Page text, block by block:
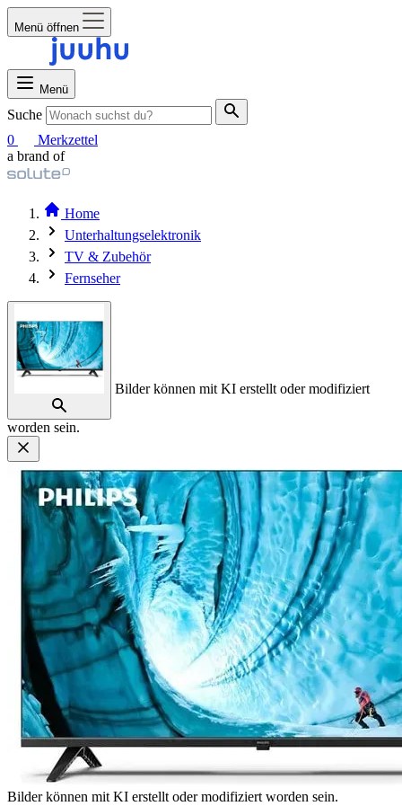
Menü öffnen
Menü
Suche
0
Merkzettel
a brand of
Home
Unterhaltungselektronik
TV & Zubehör
Fernseher
Bilder können mit KI erstellt oder modifiziert
worden sein.
Bilder können mit KI erstellt oder modifiziert worden sein.